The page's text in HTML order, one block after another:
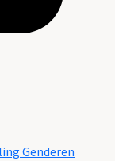
Genderen